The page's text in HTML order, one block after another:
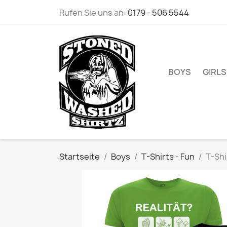
Rufen Sie uns an: 0179 - 506 5544
BOYS GIRLS
Startseite Boys T-Shirts - Fun T-